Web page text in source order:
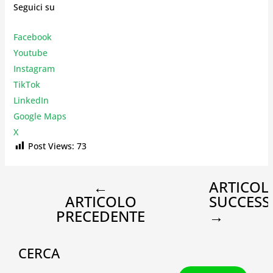
Seguici su
Facebook
Youtube
Instagram
TikTok
LinkedIn
Google Maps
X
Post Views: 73
←
ARTICOLO
PRECEDENTE →
CERCA